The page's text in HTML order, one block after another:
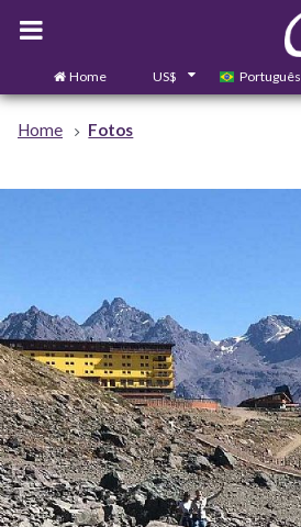
Home US$ Português
Home Fotos